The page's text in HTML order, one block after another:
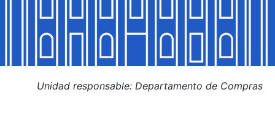
Mostrar/Ocultar
Mostrar/Ocultar
Mostrar/Ocultar
Unidad responsable: Departamento de Compras